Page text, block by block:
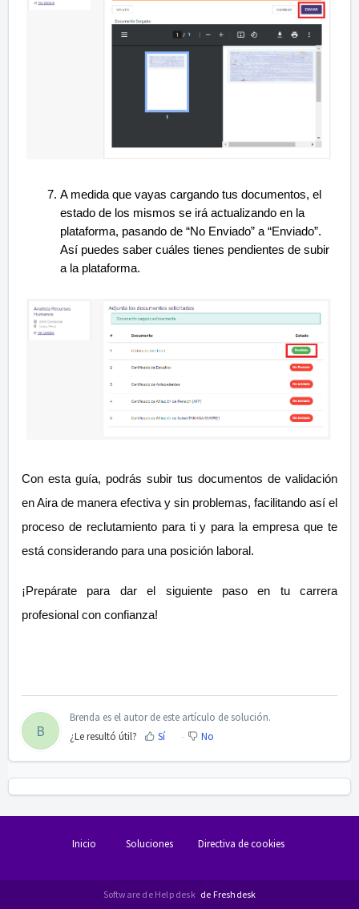
A medida que vayas cargando tus documentos, el
estado de los mismos se irá actualizando en la
plataforma, pasando de “No Enviado” a “Enviado”.
Así puedes saber cuáles tienes pendientes de subir
a la plataforma.
Con esta guía, podrás subir tus documentos de validación
en Aira de manera efectiva y sin problemas, facilitando así el
proceso de reclutamiento para ti y para la empresa que te
está considerando para una posición laboral.
¡Prepárate para dar el siguiente paso en tu carrera
profesional con confianza!
B
Brenda es el autor de este artículo de solución.
¿Le resultó útil?
Sí No
Inicio Soluciones Directiva de cookies
Software de Help desk de Freshdesk